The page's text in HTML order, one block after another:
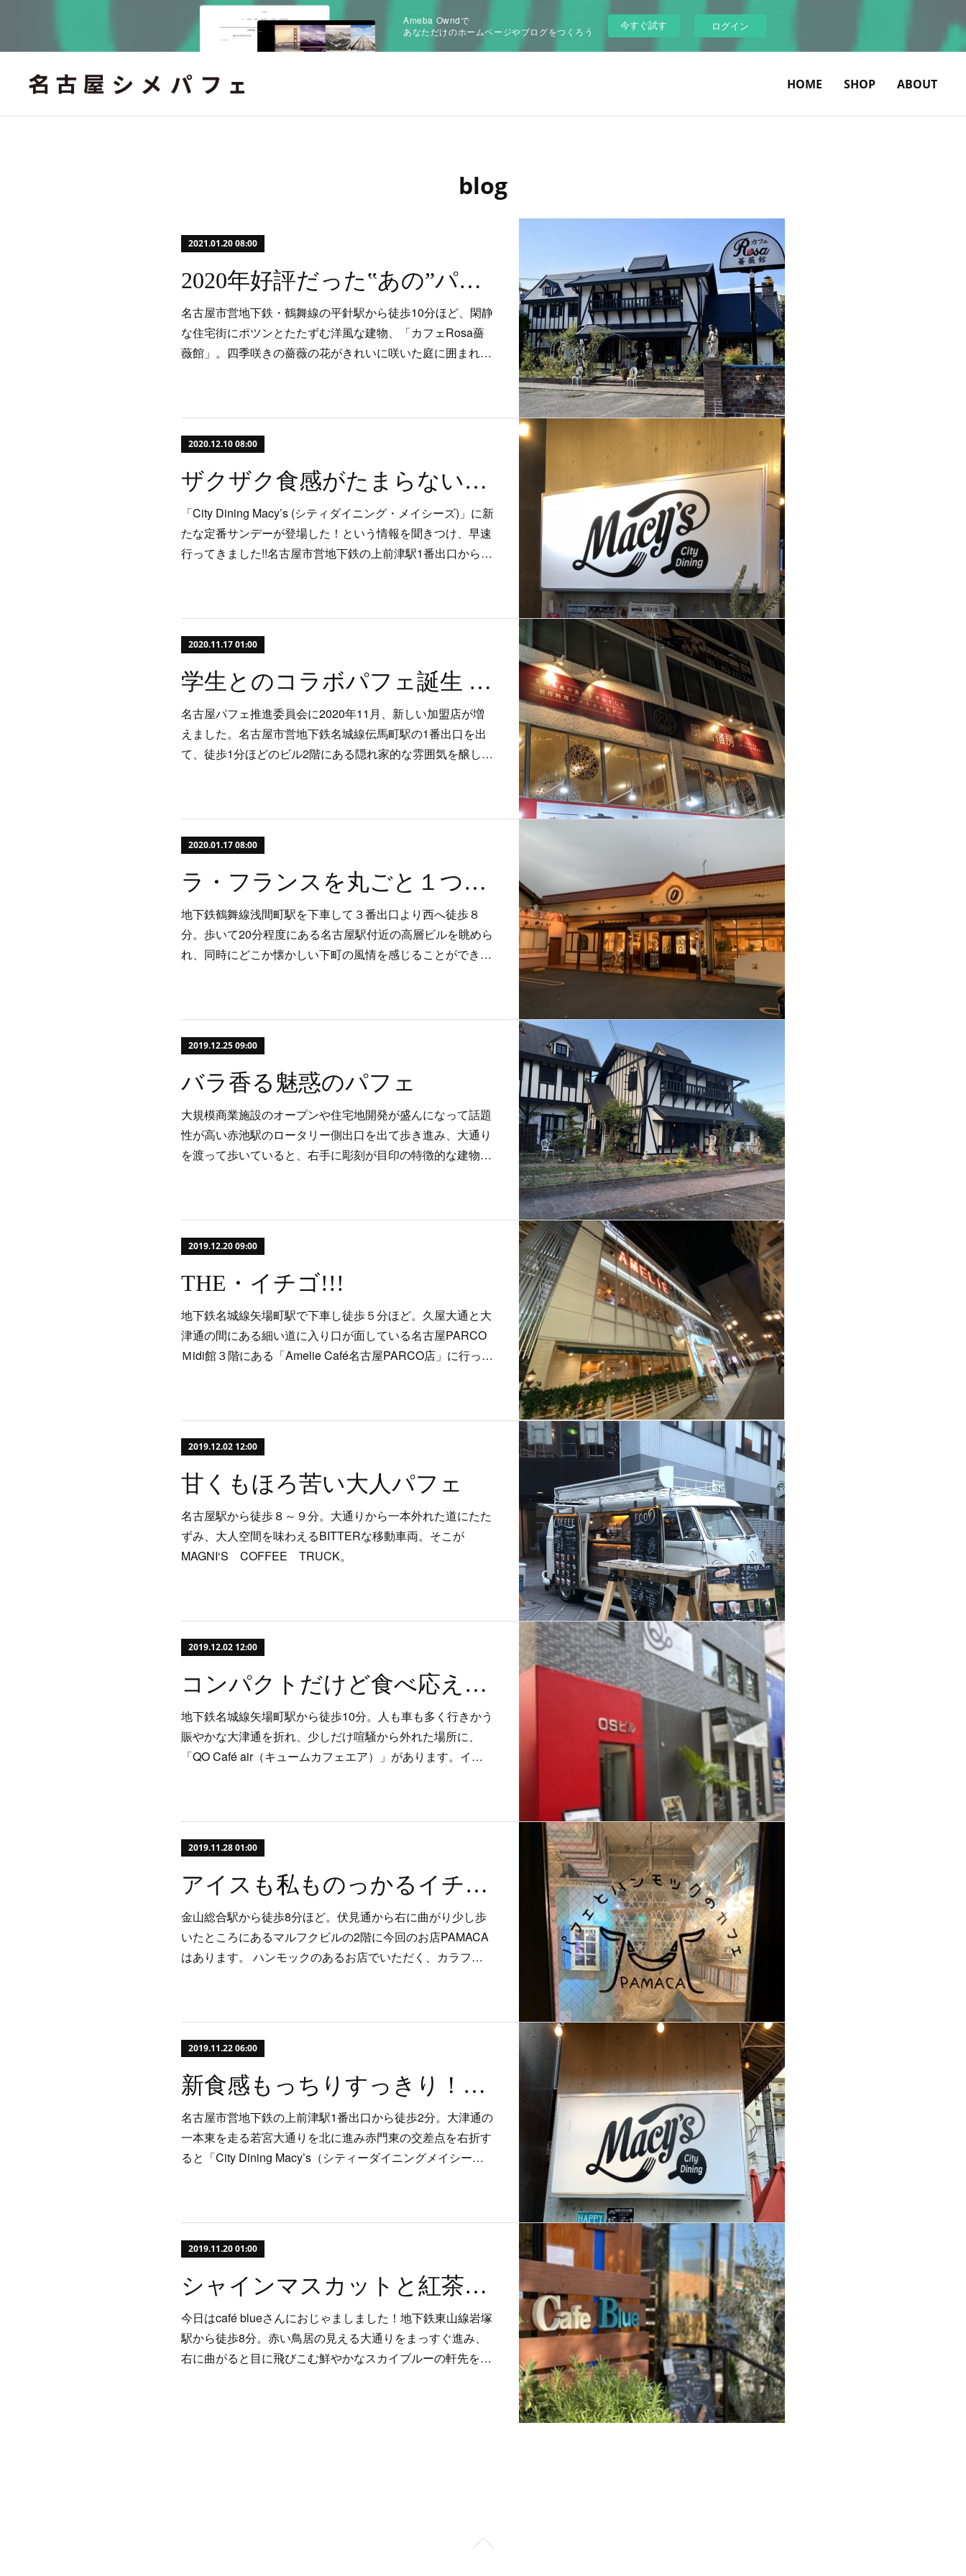
Ameba Owndで
あなただけのホームページやブログをつくろう
今すぐ試す ログイン
HOME SHOP ABOUT
blog
2021.01.20 08:00
2020年好評だった‟あの”パフェがリニューアルして再登場！
名古屋市営地下鉄・鶴舞線の平針駅から徒歩10分ほど、閑静
な住宅街にポツンとたたずむ洋風な建物、「カフェRosa薔
薇館」。四季咲きの薔薇の花がきれいに咲いた庭に囲まれ…
2020.12.10 08:00
ザクザク食感がたまらない定番サンデー登場
「City Dining Macy’s (シティダイニング・メイシーズ)」に新
たな定番サンデーが登場した！という情報を聞きつけ、早速
行ってきました!!名古屋市営地下鉄の上前津駅1番出口から…
2020.11.17 01:00
学生とのコラボパフェ誕生 1300年の発酵の軌跡が繋ぐ至極の一品！
名古屋パフェ推進委員会に2020年11月、新しい加盟店が増
えました。名古屋市営地下鉄名城線伝馬町駅の1番出口を出
て、徒歩1分ほどのビル2階にある隠れ家的な雰囲気を醸し…
2020.01.17 08:00
ラ・フランスを丸ごと１つ使った カメレオンパフェ
地下鉄鶴舞線浅間町駅を下車して３番出口より西へ徒歩８
分。歩いて20分程度にある名古屋駅付近の高層ビルを眺めら
れ、同時にどこか懐かしい下町の風情を感じることができ…
2019.12.25 09:00
バラ香る魅惑のパフェ
大規模商業施設のオープンや住宅地開発が盛んになって話題
性が高い赤池駅のロータリー側出口を出て歩き進み、大通り
を渡って歩いていると、右手に彫刻が目印の特徴的な建物…
2019.12.20 09:00
THE・イチゴ!!!
地下鉄名城線矢場町駅で下車し徒歩５分ほど。久屋大通と大
津通の間にある細い道に入り口が面している名古屋PARCO
Ｍidi館３階にある「Amelie Café名古屋PARCO店」に行っ…
2019.12.02 12:00
甘くもほろ苦い大人パフェ
名古屋駅から徒歩８～９分。大通りから一本外れた道にたた
ずみ、大人空間を味わえるBITTERな移動車両。そこが
MAGNI‘S COFFEE TRUCK。
2019.12.02 12:00
コンパクトだけど食べ応え十分！器も食べられるタルトパフェ
地下鉄名城線矢場町駅から徒歩10分。人も車も多く行きかう
賑やかな大津通を折れ、少しだけ喧騒から外れた場所に、
「QO Café air（キュームカフェエア）」があります。イ…
2019.11.28 01:00
アイスも私ものっかるイチゴパフェ
金山総合駅から徒歩8分ほど。伏見通から右に曲がり少し歩
いたところにあるマルフクビルの2階に今回のお店PAMACA
はあります。 ハンモックのあるお店でいただく、カラフ…
2019.11.22 06:00
新食感もっちりすっきり！まるでBlue Skyなチョコミントパフェ
名古屋市営地下鉄の上前津駅1番出口から徒歩2分。大津通の
一本東を走る若宮大通りを北に進み赤門東の交差点を右折す
ると「City Dining Macy’s（シティーダイニングメイシー…
2019.11.20 01:00
シャインマスカットと紅茶アイスの相性ばっちり！魅力あふれる大人パフェ
今日はcafé blueさんにおじゃましました！地下鉄東山線岩塚
駅から徒歩8分。赤い鳥居の見える大通りをまっすぐ進み、
右に曲がると目に飛びこむ鮮やかなスカイブルーの軒先を…